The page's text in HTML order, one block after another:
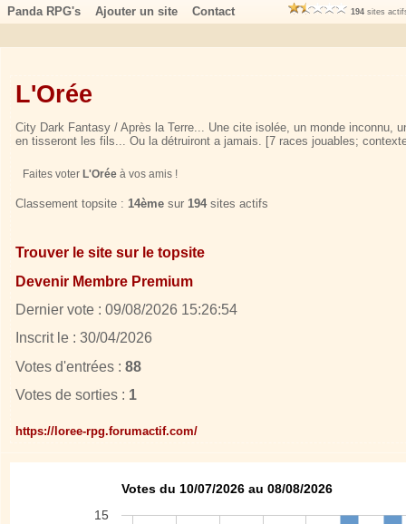
Panda RPG's Ajouter un site Contact 194 sites
L'Orée
City Dark Fantasy / Après la Terre... Une cite isolée, un monde inconnu,
en tisseront les fils... Ou la détruiront a jamais. [7 races jouables;
Faites voter L'Orée à vos amis !
Classement topsite : 14ème sur 194sites actifs
Trouver le site sur le topsite
Devenir Membre Premium
Dernier vote : 09/08/2026 15:26:54
Inscrit le : 30/04/2026
Votes d'entrées : 88
Votes de sorties : 1
https://loree-rpg.forumactif.com/
Votes du 10/07/2026 au 08/08/2026
15